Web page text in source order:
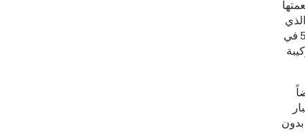
الذي
يشكّل مزيجاً من زيت دوّار الشمس وزيت الكانولا في مطاعمها التي يفوق عددها 500 في
للمايونيز تحتوي سعرات حرارية أقلّ بنسبة 50% بدون